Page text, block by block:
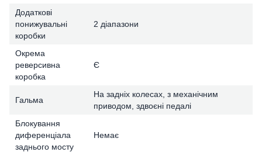
Додаткові
понижувальні
коробки
2 діапазони
Окрема
реверсивна
коробка
Є
Гальма
На задніх колесах, з механічним
приводом, здвоєні педалі
Блокування
диференціала
заднього мосту
Немає